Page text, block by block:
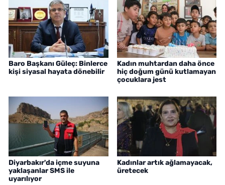
Baro Başkanı Güleç: Binlerce
kişi siyasal hayata dönebilir
Kadın muhtardan daha önce
hiç doğum günü kutlamayan
çocuklara jest
Diyarbakır'da içme suyuna
yaklaşanlar SMS ile
uyarılıyor
Kadınlar artık ağlamayacak,
üretecek